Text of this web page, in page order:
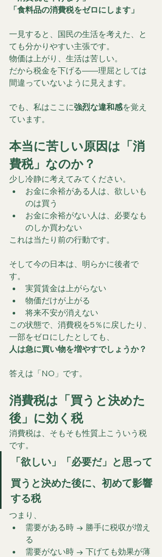
「食料品の消費税をゼロにします」
一見すると、国民の生活を考えた、と
ても分かりやすい主張です。
物価は上がり、生活は苦しい。
だから税金を下げる――理屈としては
間違っていないように見えます。
でも、私はここに強烈な違和感を覚え
ています。
本当に苦しい原因は「消
費税」なのか？
少し冷静に考えてみてください。
お金に余裕がある人は、欲しいも
のは買う
お金に余裕がない人は、必要なも
のしか買わない
これは当たり前の行動です。
そして今の日本は、明らかに後者で
す。
実質賃金は上がらない
物価だけが上がる
将来不安が消えない
この状態で、消費税を5％に戻したり、
一部をゼロにしたとしても、
人は急に買い物を増やすでしょうか？
答えは「NO」です。
消費税は「買うと決めた
後」に効く税
消費税は、そもそも性質上こういう税
です。
「欲しい」「必要だ」と思って
買うと決めた後に、初めて影響
する税
つまり、
需要がある時 → 勝手に税収が増え
る
需要がない時 → 下げても効果が薄